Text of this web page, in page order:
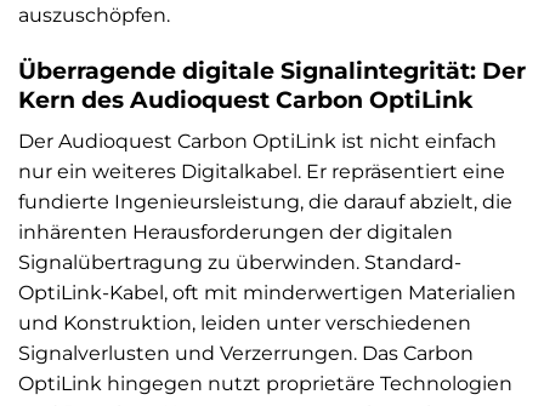
auszuschöpfen.
Überragende digitale Signalintegrität: Der
Kern des Audioquest Carbon OptiLink
Der Audioquest Carbon OptiLink ist nicht einfach
nur ein weiteres Digitalkabel. Er repräsentiert eine
fundierte Ingenieursleistung, die darauf abzielt, die
inhärenten Herausforderungen der digitalen
Signalübertragung zu überwinden. Standard-
OptiLink-Kabel, oft mit minderwertigen Materialien
und Konstruktion, leiden unter verschiedenen
Signalverlusten und Verzerrungen. Das Carbon
OptiLink hingegen nutzt proprietäre Technologien